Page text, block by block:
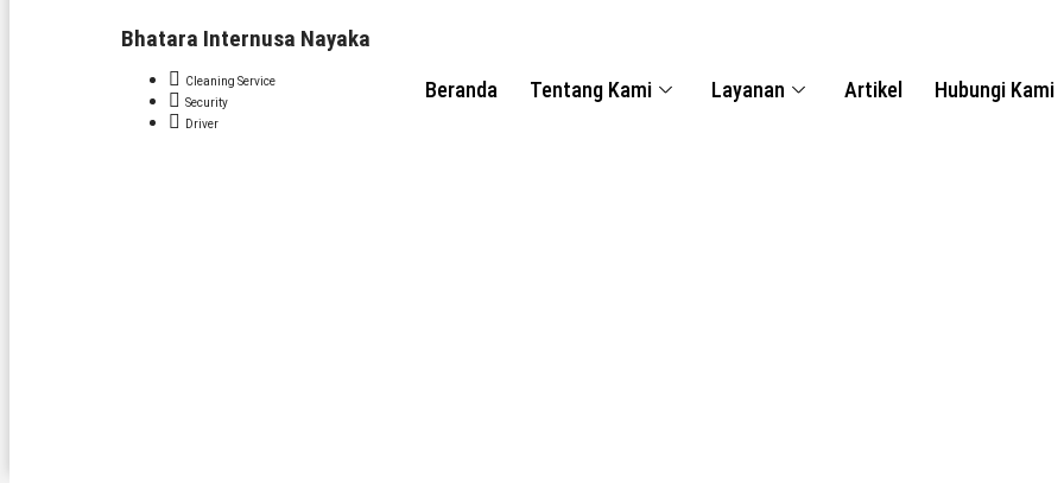
Bhatara Internusa Nayaka
Cleaning Service
Security
Driver
Beranda Tentang Kami Layanan Artikel Hubungi Kami